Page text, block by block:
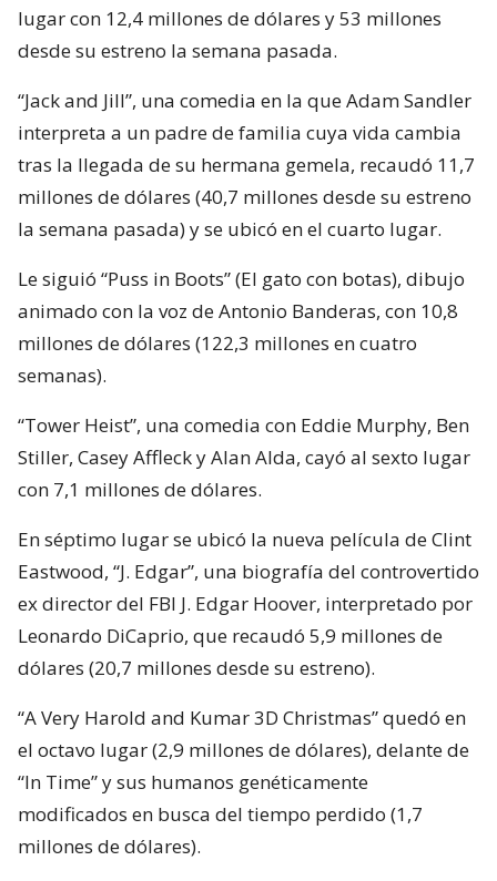
lugar con 12,4 millones de dólares y 53 millones
desde su estreno la semana pasada.
“Jack and Jill”, una comedia en la que Adam Sandler
interpreta a un padre de familia cuya vida cambia
tras la llegada de su hermana gemela, recaudó 11,7
millones de dólares (40,7 millones desde su estreno
la semana pasada) y se ubicó en el cuarto lugar.
Le siguió “Puss in Boots” (El gato con botas), dibujo
animado con la voz de Antonio Banderas, con 10,8
millones de dólares (122,3 millones en cuatro
semanas).
“Tower Heist”, una comedia con Eddie Murphy, Ben
Stiller, Casey Affleck y Alan Alda, cayó al sexto lugar
con 7,1 millones de dólares.
En séptimo lugar se ubicó la nueva película de Clint
Eastwood, “J. Edgar”, una biografía del controvertido
ex director del FBI J. Edgar Hoover, interpretado por
Leonardo DiCaprio, que recaudó 5,9 millones de
dólares (20,7 millones desde su estreno).
“A Very Harold and Kumar 3D Christmas” quedó en
el octavo lugar (2,9 millones de dólares), delante de
“In Time” y sus humanos genéticamente
modificados en busca del tiempo perdido (1,7
millones de dólares).